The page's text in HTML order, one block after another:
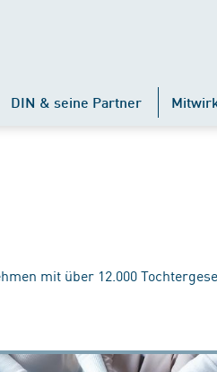
DIN & seine Partner
mit über 12.000